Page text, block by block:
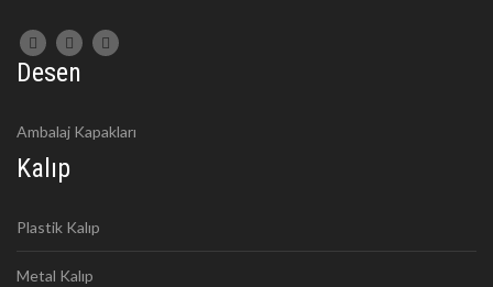
Desen
Ambalaj Kapakları
Kalıp
Plastik Kalıp
Metal Kalıp